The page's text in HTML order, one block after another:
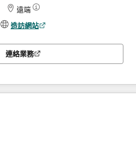
遠端
造訪網站
連絡業務